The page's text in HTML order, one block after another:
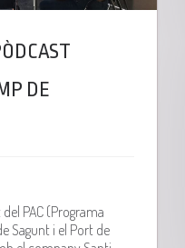
DE
PAC (Programa
Sagunt i el Port de